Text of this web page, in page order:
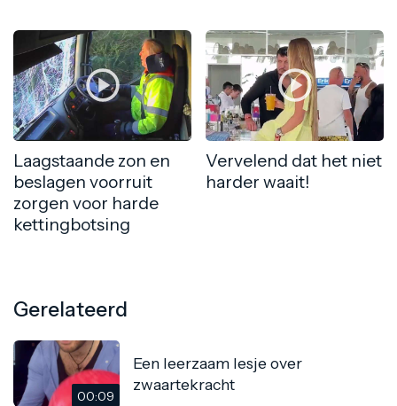
Laagstaande zon en
beslagen voorruit
zorgen voor harde
kettingbotsing
Vervelend dat het niet
harder waait!
Gerelateerd
00:09
Een leerzaam lesje over
zwaartekracht